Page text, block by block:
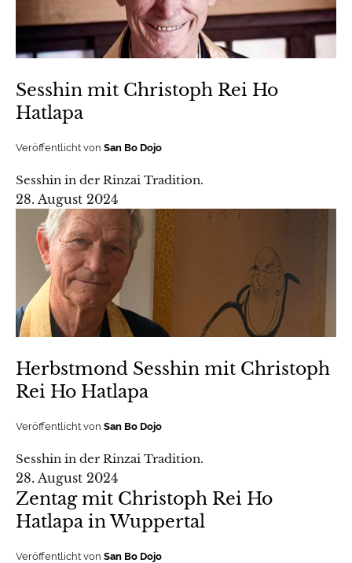
Sesshin mit Christoph Rei Ho
Hatlapa
Veröffentlicht von San Bo Dojo
Sesshin in der Rinzai Tradition.
28. August 2024
Herbstmond Sesshin mit Christoph
Rei Ho Hatlapa
Veröffentlicht von San Bo Dojo
Sesshin in der Rinzai Tradition.
28. August 2024
Zentag mit Christoph Rei Ho
Hatlapa in Wuppertal
Veröffentlicht von San Bo Dojo